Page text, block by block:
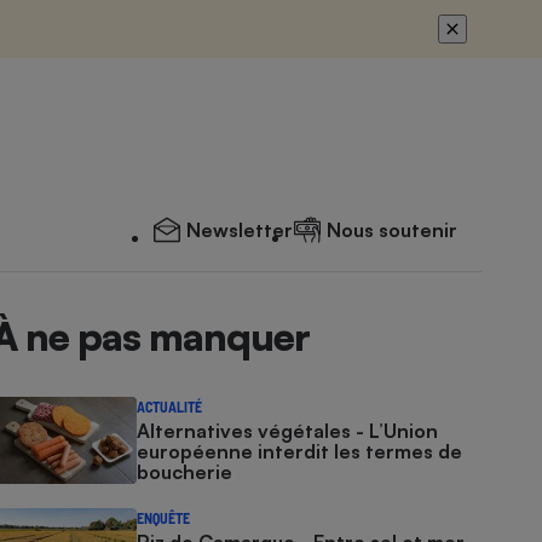
Newsletter Nous soutenir
ne pas manquer
ACTUALITÉ
Alternatives végétales - L’Union
européenne interdit les termes de
boucherie
ENQUÊTE